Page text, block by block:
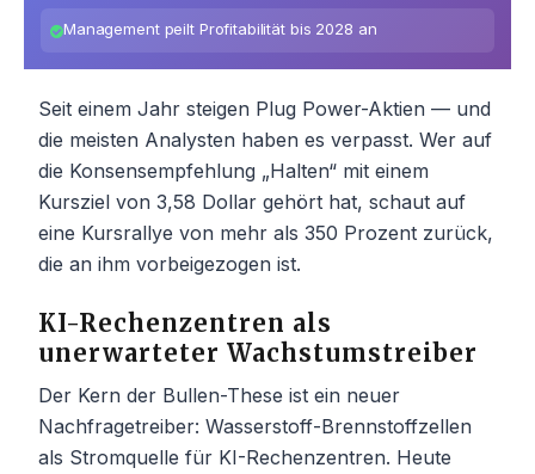
Management peilt Profitabilität bis 2028 an
Seit einem Jahr steigen Plug Power-Aktien — und
die meisten Analysten haben es verpasst. Wer auf
die Konsensempfehlung „Halten“ mit einem
Kursziel von 3,58 Dollar gehört hat, schaut auf
eine Kursrallye von mehr als 350 Prozent zurück,
die an ihm vorbeigezogen ist.
KI-Rechenzentren als
unerwarteter Wachstumstreiber
Der Kern der Bullen-These ist ein neuer
Nachfragetreiber: Wasserstoff-Brennstoffzellen
als Stromquelle für KI-Rechenzentren. Heute